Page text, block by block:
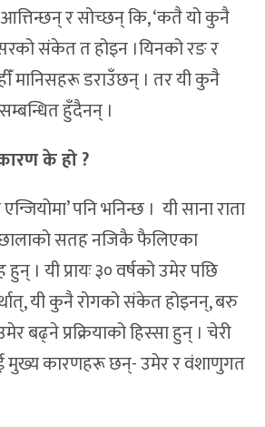
र सोच्छन् कि, ‘कतै यो कुनै
संकेत त होइन ।यिनको रङ र
मानिसहरू डराउँछन् । तर यी कुनै
हुँदैनन् ।
के हो ?
पनि भनिन्छ । यी साना राता
छालाको सतह नजिकै फैलिएका
। यी प्रायः ३० वर्षको उमेर पछि
यी कुनै रोगको संकेत होइनन्, बरु
बढ्ने प्रक्रियाको हिस्सा हुन् । चेरी
मुख्य कारणहरू छन्- उमेर र वंशाणुगत